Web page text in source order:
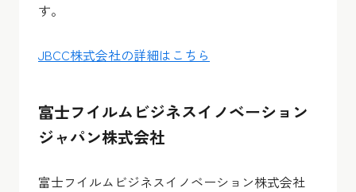
す。
JBCC株式会社の詳細はこちら
富士フイルムビジネスイノベーション
ジャパン株式会社
富士フイルムビジネスイノベーション株式会社